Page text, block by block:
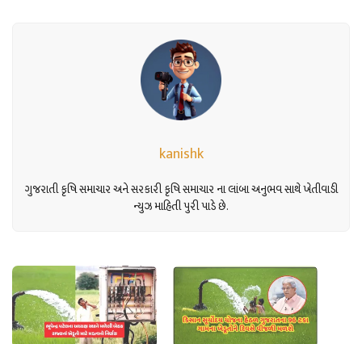
kanishk
ગુજરાતી કૃષિ સમાચાર અને સરકારી કૃષિ સમાચાર ના લાંબા અનુભવ સાથે ખેતીવાડી
ન્યુઝ માહિતી પુરી પાડે છે.